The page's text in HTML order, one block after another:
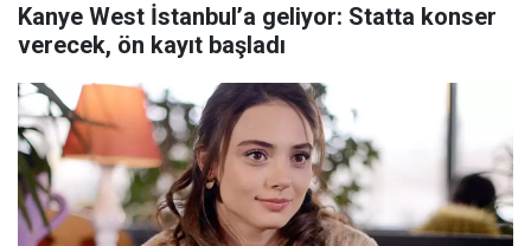
Kanye West İstanbul’a geliyor: Statta konser
verecek, ön kayıt başladı